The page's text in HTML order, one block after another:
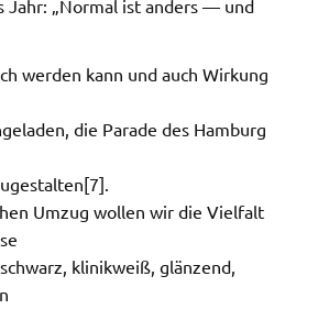
Jahr: „Normal ist anders — und
werden kann und auch Wirkung
die Parade des Hamburg
Umzug wollen wir die Vielfalt
klinikweiß, glänzend,